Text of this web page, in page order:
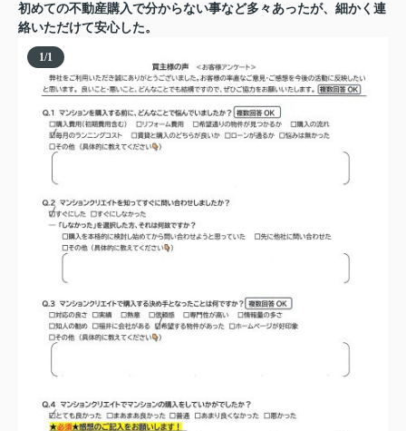
初めての不動産購入で分からない事など多々あったが、細かく連
絡いただけて安心した。
1/1